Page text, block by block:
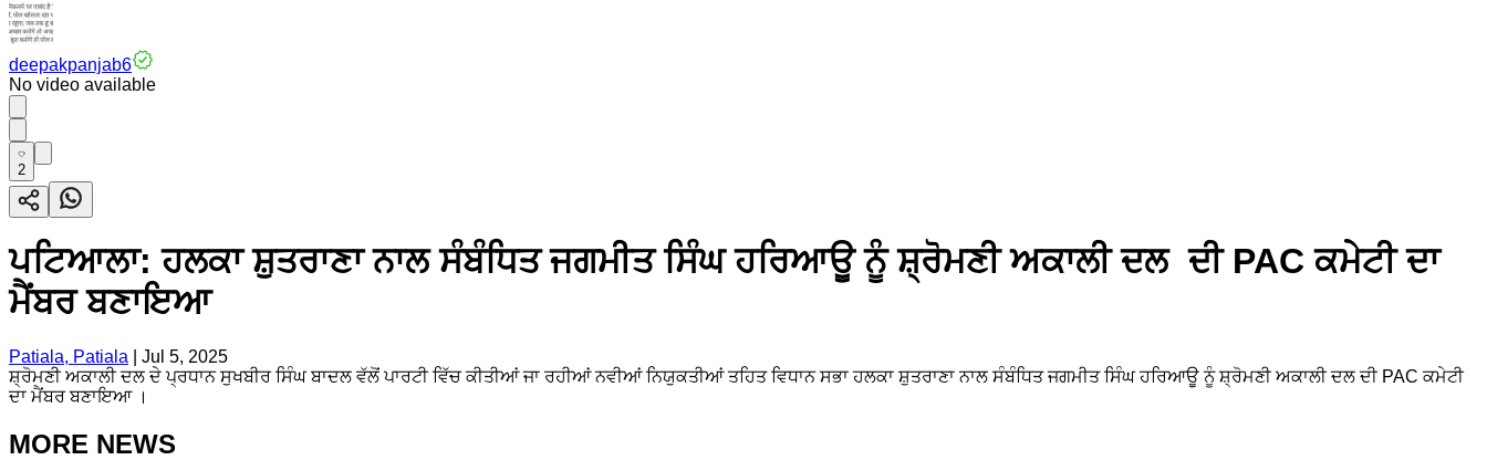
deepakpanjab6
No video available
2
ਪਟਿਆਲਾ: ਹਲਕਾ ਸ਼ੁਤਰਾਣਾ ਨਾਲ ਸੰਬੰਧਿਤ ਜਗਮੀਤ ਸਿੰਘ ਹਰਿਆਊ ਨੂੰ ਸ਼੍ਰੋਮਣੀ ਅਕਾਲੀ ਦਲ ਦੀ PAC ਕਮੇਟੀ ਦਾ
ਮੈਂਬਰ ਬਣਾਇਆ
Patiala, Patiala
Jul 5, 2025
ਸ਼੍ਰੋਮਣੀ ਅਕਾਲੀ ਦਲ ਦੇ ਪ੍ਰਧਾਨ ਸੁਖਬੀਰ ਸਿੰਘ ਬਾਦਲ ਵੱਲੋਂ ਪਾਰਟੀ ਵਿੱਚ ਕੀਤੀਆਂ ਜਾ ਰਹੀਆਂ ਨਵੀਆਂ ਨਿਯੁਕਤੀਆਂ ਤਹਿਤ ਵਿਧਾਨ ਸਭਾ ਹਲਕਾ ਸ਼ੁਤਰਾਣਾ ਨਾਲ ਸੰਬੰਧਿਤ ਜਗਮੀਤ ਸਿੰਘ ਹਰਿਆਊ ਨੂੰ ਸ਼੍ਰੋਮਣੀ ਅਕਾਲੀ ਦਲ ਦੀ PAC ਕਮੇਟੀ
ਦਾ ਮੈਂਬਰ ਬਣਾਇਆ ।
MORE NEWS